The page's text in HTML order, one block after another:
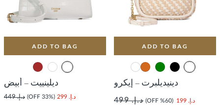
ADD TO BAG
دينيديلبرت – إيكرو
د.إ. 199 (60% OFF) د.إ. 499
ADD TO BAG
ديلينييت – أبيض
د.إ. 299 (33% OFF) د.إ. 449